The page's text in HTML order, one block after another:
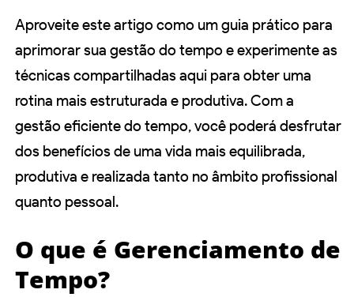
Aproveite este artigo como um guia prático para
aprimorar sua gestão do tempo e experimente as
técnicas compartilhadas aqui para obter uma
rotina mais estruturada e produtiva. Com a
gestão eficiente do tempo, você poderá desfrutar
dos benefícios de uma vida mais equilibrada,
produtiva e realizada tanto no âmbito profissional
quanto pessoal.
O que é Gerenciamento de
Tempo?